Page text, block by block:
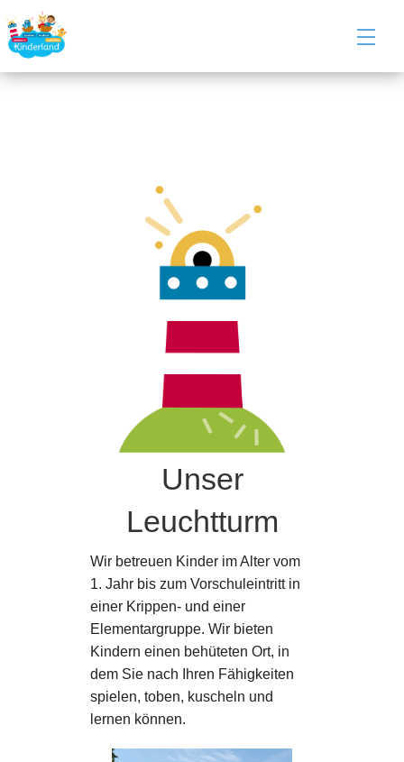
Unser
Leuchtturm
Wir betreuen Kinder im Alter vom
1. Jahr bis zum Vorschuleintritt in
einer Krippen- und einer
Elementargruppe. Wir bieten
Kindern einen behüteten Ort, in
dem Sie nach Ihren Fähigkeiten
spielen, toben, kuscheln und
lernen können.